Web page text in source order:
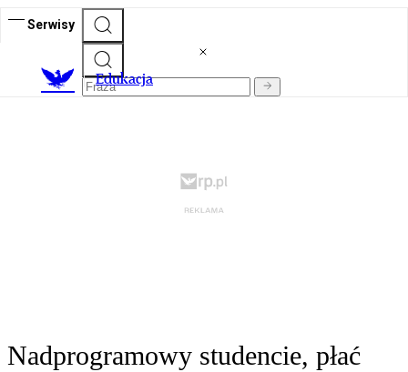
Serwisy
Edukacja
Nadprogramowy studencie, płać